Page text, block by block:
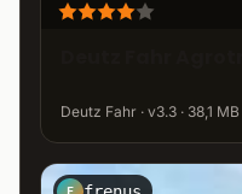
Deutz Fahr · v3.3 · 38,1 MB
F